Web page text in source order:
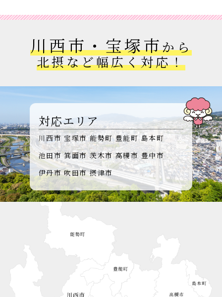
川西市・宝塚市から
北摂など幅広く対応！
対応エリア
川西市 宝塚市 能勢町 豊能町 島本町
池田市 箕面市 茨木市 高槻市 豊中市
伊丹市 吹田市 摂津市